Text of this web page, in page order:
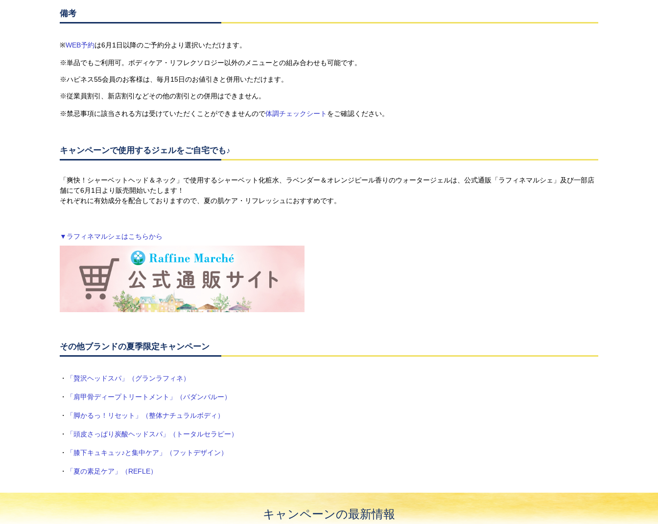
備考
※WEB予約は6月1日以降のご予約分より選択いただけます。
※単品でもご利用可。ボディケア・リフレクソロジー以外のメニューとの組み合わせも可能です。
※ハピネス55会員のお客様は、毎月15日のお値引きと併用いただけます。
※従業員割引、新店割引などその他の割引との併用はできません。
※禁忌事項に該当される方は受けていただくことができませんので体調チェックシート をご確認ください。
キャンペーンで使用するジェルをご自宅でも♪
「爽快！シャーベットヘッド＆ネック」で使用するシャーベット化粧水、ラベンダー＆オレンジピール香りのウォータージェルは、公式通販「ラフィネマルシェ」及び一部店
舗にて6月1日より販売開始いたします！
それぞれに有効成分を配合しておりますので、夏の肌ケア・リフレッシュにおすすめです。
▼ラフィネマルシェはこちらから
その他ブランドの夏季限定キャンペーン
・ 「贅沢ヘッドスパ」（グランラフィネ）
・ 「肩甲骨ディープトリートメント」（バダンバルー）
・ 「脚かるっ！リセット」（整体ナチュラルボディ）
・ 「頭皮さっぱり炭酸ヘッドスパ」（トータルセラピー）
・ 「膝下キュキュッ♪と集中ケア」（フットデザイン）
・ 「夏の素足ケア」（REFLE）
キャンペーンの最新情報